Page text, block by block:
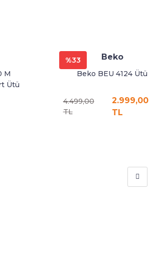
M
Ütü
%33 Beko
Beko BEU 4124 Ütü
4.499,00
TL
2.999,00
TL